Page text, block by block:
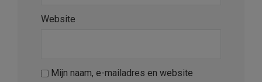
Website
Mijn naam, e-mailadres en website